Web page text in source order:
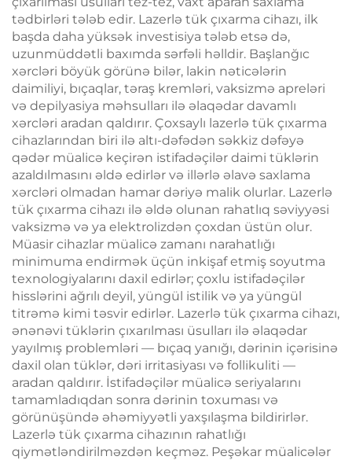
tədbirləri tələb edir. Lazerlə tük çıxarma cihazı, ilk
başda daha yüksək investisiya tələb etsə də,
uzunmüddətli baxımda sərfəli həlldir. Başlanğıc
xərcləri böyük görünə bilər, lakin nəticələrin
daimiliyi, bıçaqlar, təraş kremləri, vaksizmə apreləri
və depilyasiya məhsulları ilə əlaqədar davamlı
xərcləri aradan qaldırır. Çoxsaylı lazerlə tük çıxarma
cihazlarından biri ilə altı-dəfədən səkkiz dəfəyə
qədər müalicə keçirən istifadəçilər daimi tüklərin
azaldılmasını əldə edirlər və illərlə əlavə saxlama
xərcləri olmadan hamar dəriyə malik olurlar. Lazerlə
tük çıxarma cihazı ilə əldə olunan rahatlıq səviyyəsi
vaksizmə və ya elektrolizdən çoxdan üstün olur.
Müasir cihazlar müalicə zamanı narahatlığı
minimuma endirmək üçün inkişaf etmiş soyutma
texnologiyalarını daxil edirlər; çoxlu istifadəçilər
hisslərini ağrılı deyil, yüngül istilik və ya yüngül
titrəmə kimi təsvir edirlər. Lazerlə tük çıxarma cihazı,
ənənəvi tüklərin çıxarılması üsulları ilə əlaqədar
yayılmış problemləri — bıçaq yanığı, dərinin içərisinə
daxil olan tüklər, dəri irritasiyası və follikuliti —
aradan qaldırır. İstifadəçilər müalicə seriyalarını
tamamladıqdan sonra dərinin toxuması və
görünüşündə əhəmiyyətli yaxşılaşma bildirirlər.
Lazerlə tük çıxarma cihazının rahatlığı
qiymətləndirilməzdən keçməz. Peşəkar müalicələr